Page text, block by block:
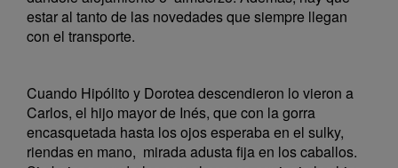
estar al tanto de las novedades que siempre llegan
con el transporte.
Cuando Hipólito y Dorotea descendieron lo vieron a
Carlos, el hijo mayor de Inés, que con la gorra
encasquetada hasta los ojos esperaba en el sulky,
riendas en mano, mirada adusta fija en los caballos.